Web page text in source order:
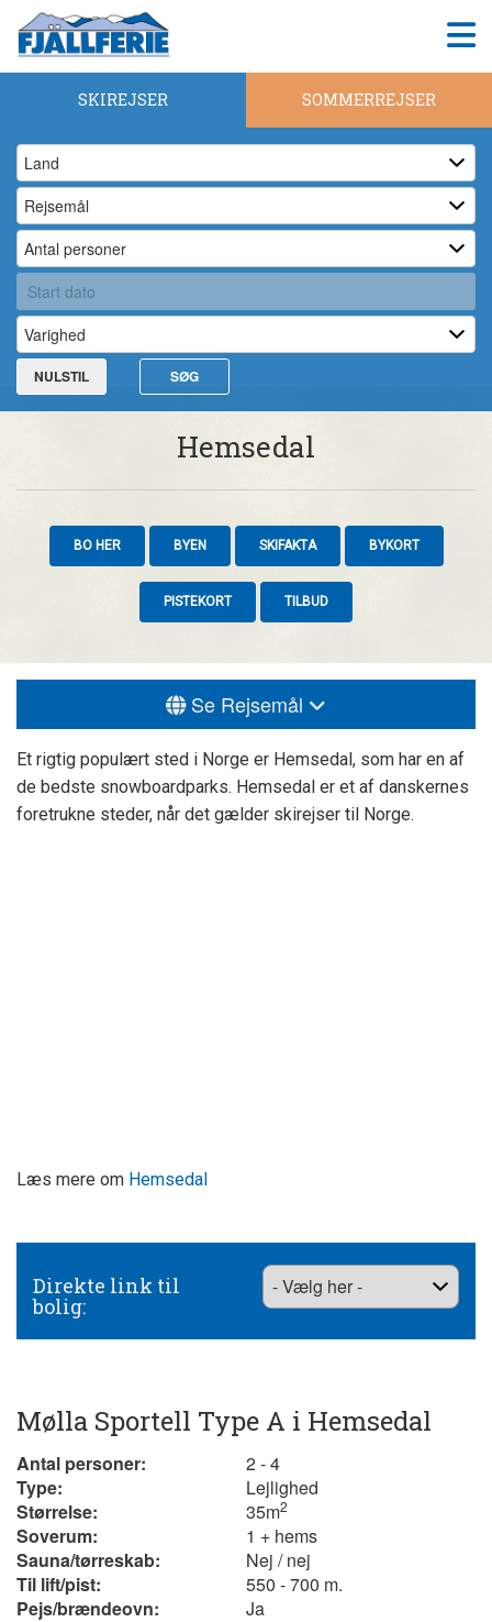
SKIREJSER SOMMERREJSER
NULSTIL SØG
Hemsedal
BO HER BYEN SKIFAKTA BYKORT
PISTEKORT TILBUD
Se Rejsemål
Et rigtig populært sted i Norge er Hemsedal, som har en af
de bedste snowboardparks. Hemsedal er et af danskernes
foretrukne steder, når det gælder skirejser til Norge.
Læs mere om Hemsedal
Direkte link til
bolig:
Mølla Sportell Type A i Hemsedal
Antal personer:
2 - 4
Type:
Lejlighed
Størrelse:
35m2
Soverum:
1 + hems
Sauna/tørreskab:
Nej / nej
Til lift/pist:
550 - 700 m.
Pejs/brændeovn:
Ja